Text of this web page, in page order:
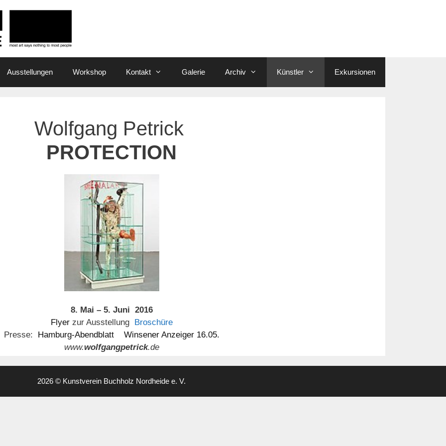
Ausstellungen Workshop Kontakt Galerie Archiv Künstler Exkursionen
Wolfgang Petrick
PROTECTION
8. Mai – 5. Juni 2016
Flyerzur Ausstellung Broschüre
Presse: Hamburg-Abendblatt
Winsener Anzeiger 16.05.
www.wolfgangpetrick.de
2026 © Kunstverein Buchholz Nordheide e. V.